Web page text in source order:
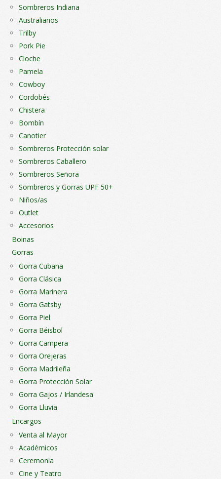
Sombreros Indiana
Australianos
Trilby
Pork Pie
Cloche
Pamela
Cowboy
Cordobés
Chistera
Bombín
Canotier
Sombreros Protección solar
Sombreros Caballero
Sombreros Señora
Sombreros y Gorras UPF 50+
Niños/as
Outlet
Accesorios
Boinas
Gorras
Gorra Cubana
Gorra Clásica
Gorra Marinera
Gorra Gatsby
Gorra Piel
Gorra Béisbol
Gorra Campera
Gorra Orejeras
Gorra Madrileña
Gorra Protección Solar
Gorra Gajos / Irlandesa
Gorra Lluvia
Encargos
Venta al Mayor
Académicos
Ceremonia
Cine y Teatro